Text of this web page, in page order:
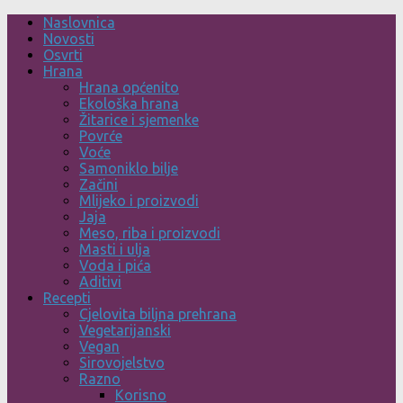
Skip
content
Naslovnica
Novosti
Osvrti
Hrana
Hrana općenito
Ekološka hrana
Žitarice i sjemenke
Povrće
Voće
Samoniklo bilje
Začini
Mlijeko i proizvodi
Jaja
Meso, riba i proizvodi
Masti i ulja
Voda i pića
Aditivi
Recepti
Cjelovita biljna prehrana
Vegetarijanski
Vegan
Sirovojelstvo
Razno
Korisno